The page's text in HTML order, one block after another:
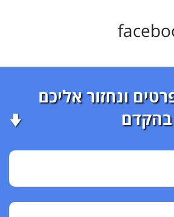
ונחזור אליכם
בהקדם